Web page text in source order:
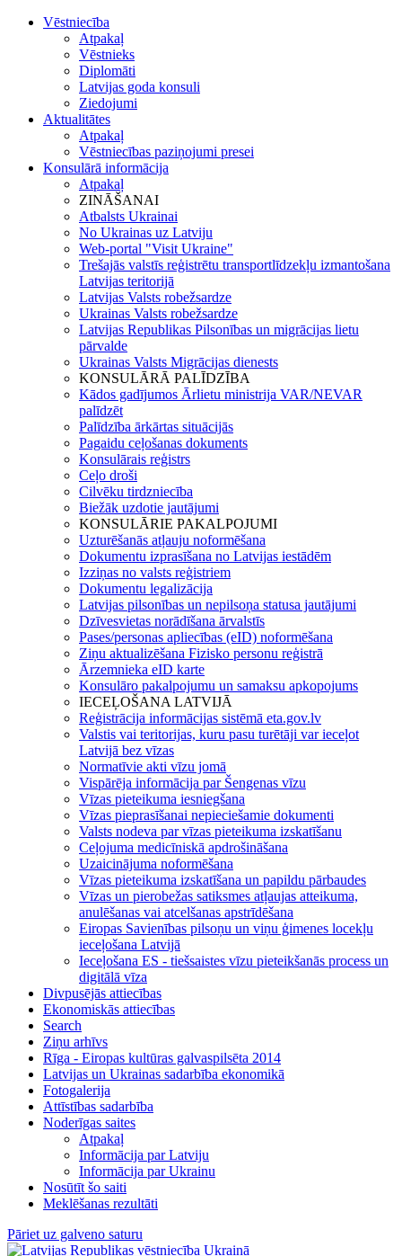
Vēstniecība
Atpakaļ
Vēstnieks
Diplomāti
Latvijas goda konsuli
Ziedojumi
Aktualitātes
Atpakaļ
Vēstniecības paziņojumi presei
Konsulārā informācija
Atpakaļ
ZINĀŠANAI
Atbalsts Ukrainai
No Ukrainas uz Latviju
Web-portal "Visit Ukraine"
Trešajās valstīs reģistrētu transportlīdzekļu izmantošana
Latvijas teritorijā
Latvijas Valsts robežsardze
Ukrainas Valsts robežsardze
Latvijas Republikas Pilsonības un migrācijas lietu
pārvalde
Ukrainas Valsts Mіgrācijas dienests
KONSULĀRĀ PALĪDZĪBA
Kādos gadījumos Ārlietu ministrija VAR/NEVAR
palīdzēt
Palīdzība ārkārtas situācijās
Pagaidu ceļošanas dokuments
Konsulārais reģistrs
Ceļo droši
Cilvēku tirdzniecība
Biežāk uzdotie jautājumi
KONSULĀRIE PAKALPOJUMI
Uzturēšanās atļauju noformēšana
Dokumentu izprasīšana no Latvijas iestādēm
Izziņas no valsts reģistriem
Dokumentu legalizācija
Latvijas pilsonības un nepilsoņa statusa jautājumi
Dzīvesvietas norādīšana ārvalstīs
Pases/personas apliecības (eID) noformēšana
Ziņu aktualizēšana Fizisko personu reģistrā
Ārzemnieka eID karte
Konsulāro pakalpojumu un samaksu apkopojums
IECEĻOŠANA LATVIJĀ
Reģistrācija informācijas sistēmā eta.gov.lv
Valstis vai teritorijas, kuru pasu turētāji var ieceļot
Latvijā bez vīzas
Normatīvie akti vīzu jomā
Vispārēja informācija par Šengenas vīzu
Vīzas pieteikuma iesniegšana
Vīzas pieprasīšanai nepieciešamie dokumenti
Valsts nodeva par vīzas pieteikuma izskatīšanu
Ceļojuma medicīniskā apdrošināšana
Uzaicinājuma noformēšana
Vīzas pieteikuma izskatīšana un papildu pārbaudes
Vīzas un pierobežas satiksmes atļaujas atteikuma,
anulēšanas vai atcelšanas apstrīdēšana
Eiropas Savienības pilsoņu un viņu ģimenes locekļu
ieceļošana Latvijā
Ieceļošana ES - tiešsaistes vīzu pieteikšanās process un
digitālā vīza
Divpusējās attiecības
Ekonomiskās attiecības
Search
Ziņu arhīvs
Rīga - Eiropas kultūras galvaspilsēta 2014
Latvijas un Ukrainas sadarbība ekonomikā
Fotogalerija
Attīstības sadarbība
Noderīgas saites
Atpakaļ
Informācija par Latviju
Informācija par Ukrainu
Nosūtīt šo saiti
Meklēšanas rezultāti
Pāriet uz galveno saturu